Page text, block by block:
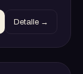
Detalle →